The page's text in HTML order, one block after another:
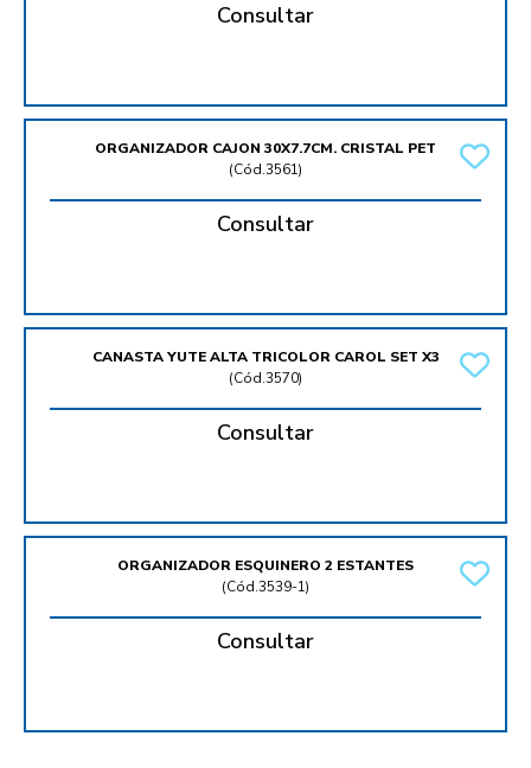
Consultar
ORGANIZADOR CAJON 30X7.7CM. CRISTAL PET
(Cód.3561)
Consultar
CANASTA YUTE ALTA TRICOLOR CAROL SET X3
(Cód.3570)
Consultar
ORGANIZADOR ESQUINERO 2 ESTANTES
(Cód.3539-1)
Consultar